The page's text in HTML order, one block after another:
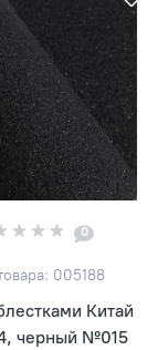
0
005188
Китай
черный №015